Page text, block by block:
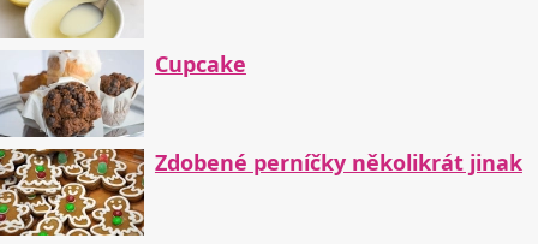
Cupcake
Zdobené perníčky několikrát jinak